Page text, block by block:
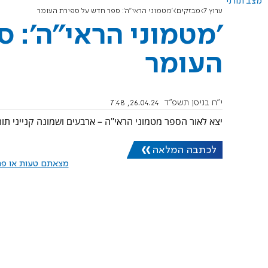
ערוץ 7 מבזקים 'מטמוני הראי"ה': ספר חדש על ספירת העומר
'מטמוני הראי"ה':
העומר
י"ח בניסן תשפ"ד 26.04.24, 7:48
יצא לאור הספר מטמוני הראי"ה – ארבעים ושמונה קנייני
לכתבה המלאה
מצאתם טעות או